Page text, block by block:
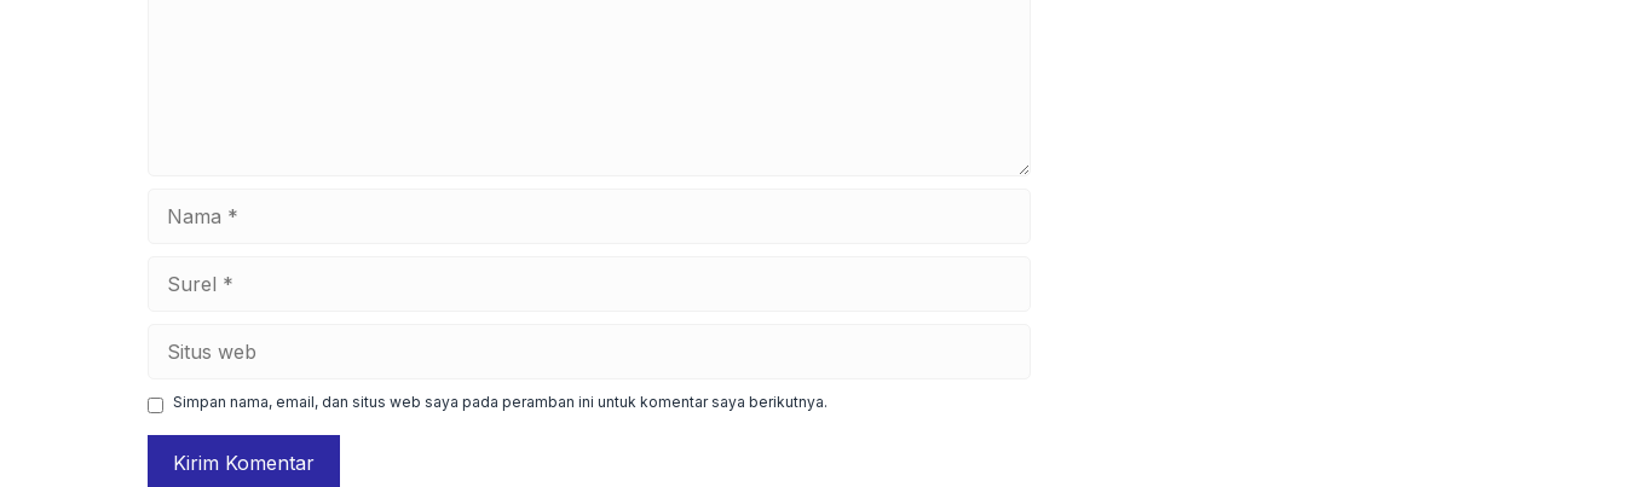
web
Simpan nama, email, dan situs web saya pada peramban ini untuk komentar saya berikutnya.